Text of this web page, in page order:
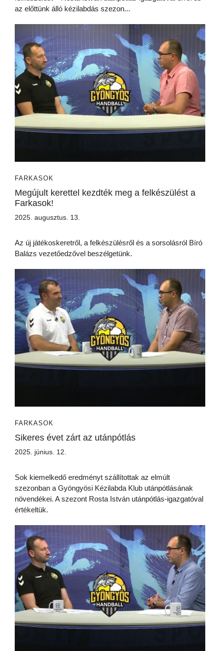
az előttünk álló kézilabdás szezon...
FARKASOK
Megújult kerettel kezdték meg a felkészülést a
Farkasok!
2025. augusztus. 13.
Az új játékoskeretről, a felkészülésről és a sorsolásról Bíró
Balázs vezetőedzővel beszélgetünk.
FARKASOK
Sikeres évet zárt az utánpótlás
2025. június. 12.
Sok kiemelkedő eredményt szállítottak az elmúlt
szezonban a Gyöngyösi Kézilabda Klub utánpótlásának
növendékei. A szezont Rosta István utánpótlás-igazgatóval
értékeltük.